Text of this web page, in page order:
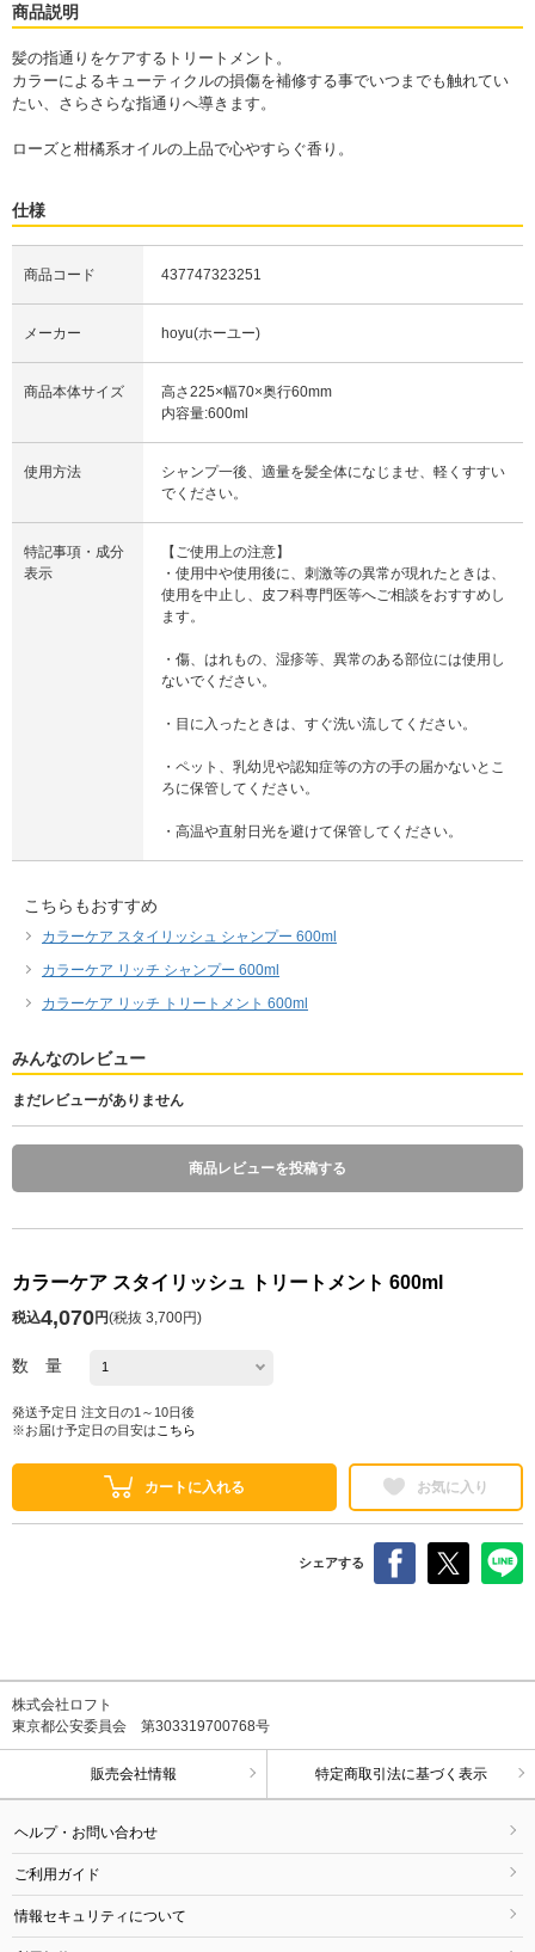
商品説明
髪の指通りをケアするトリートメント。
カラーによるキューティクルの損傷を補修する事でいつまでも触れてい
たい、さらさらな指通りへ導きます。
ローズと柑橘系オイルの上品で心やすらぐ香り。
仕様
商品コード 437747323251
メーカー hoyu(ホーユー)
商品本体サイズ
高さ225×幅70×奥行60mm
内容量:600ml
使用方法
シャンプ一後、適量を髪全体になじませ、軽くすすい
でください。
特記事項・成分
表示
【ご使用上の注意】
・使用中や使用後に、刺激等の異常が現れたときは、
使用を中止し、皮フ科専門医等へご相談をおすすめし
ます。
・傷、はれもの、湿疹等、異常のある部位には使用し
ないでください。
・目に入ったときは、すぐ洗い流してください。
・ペット、乳幼児や認知症等の方の手の届かないとこ
ろに保管してください。
・高温や直射日光を避けて保管してください。
こちらもおすすめ
カラーケア スタイリッシュ シャンプー 600ml
カラーケア リッチ シャンプー 600ml
カラーケア リッチ トリートメント 600ml
みんなのレビュー
まだレビューがありません
商品レビューを投稿する
カラーケア スタイリッシュ トリートメント 600ml
税込4,070円(税抜 3,700円)
数 量
発送予定日 注文日の1～10日後
※お届け予定日の目安は こちら
カートに入れる お気に入り
シェアする
株式会社ロフト
東京都公安委員会 第303319700768号
販売会社情報 特定商取引法に基づく表示
ヘルプ・お問い合わせ
ご利用ガイド
情報セキュリティについて